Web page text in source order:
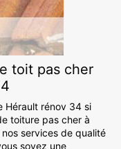
toit pas cher
Hérault rénov 34 si
toiture pas cher à
services de qualité
soyez une